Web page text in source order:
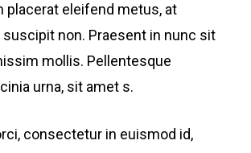
placerat eleifend metus, at
non. Praesent in nunc sit
mollis. Pellentesque
urna, sit amet s.
consectetur in euismod id,